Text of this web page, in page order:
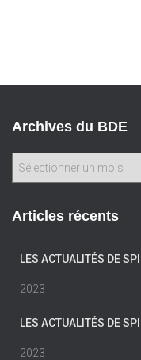
Archives du BDE
Articles récents
LES ACTUALITÉS DE
2023
LES ACTUALITÉS DE
2023